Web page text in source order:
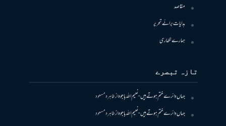
مقاصد
ہدایات برائے تحریر
ہمارے لکھاری
تازہ تبصرے
جہاں دائرے ختم ہوتے ہیں- نعیم اللہ باجوہازطاہرہ مسعود
جہاں دائرے ختم ہوتے ہیں- نعیم اللہ باجوہازطاہرہ مسعود